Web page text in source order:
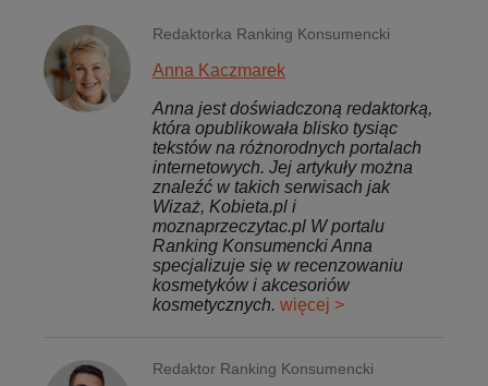
Redaktorka Ranking Konsumencki
Anna Kaczmarek
Anna jest doświadczoną redaktorką,
która opublikowała blisko tysiąc
tekstów na różnorodnych portalach
internetowych. Jej artykuły można
znaleźć w takich serwisach jak
Wizaż, Kobieta.pl i
moznaprzeczytac.pl W portalu
Ranking Konsumencki Anna
specjalizuje się w recenzowaniu
kosmetyków i akcesoriów
kosmetycznych. więcej >
Redaktor Ranking Konsumencki